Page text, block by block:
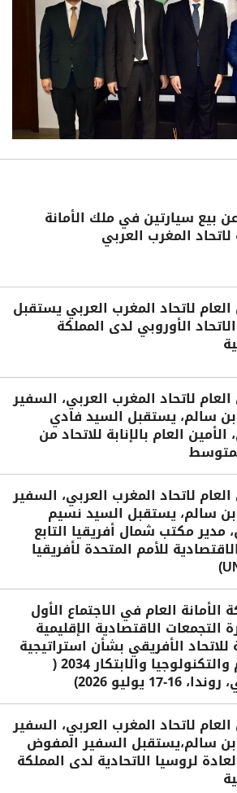
بيع سيارتين في ملك الأمانة
لاتحاد المغرب العربي
العام لاتحاد المغرب العربي يستقبل
الأوروبي لدى المملكة
العام لاتحاد المغرب العربي، السفير
سالم، يستقبل السيد فادي
العام بالإنابة للاتحاد من
العام لاتحاد المغرب العربي، السفير
سالم، يستقبل السيد نسيم
مدير مكتب شمال أفريقيا التابع
للأمم المتحدة لأفريقيا
الأمانة العام في الاجتماع الأول
التجمعات الاقتصادية الإقليمية
للاتحاد الأفريقي بشأن استراتيجية
العلوم والتكنولوجيا والابتكار 2034 (
17 يوليو 2026)
العام لاتحاد المغرب العربي، السفير
سالم،يستقبل السفير المفوض
لروسيا الاتحادية لدى المملكة